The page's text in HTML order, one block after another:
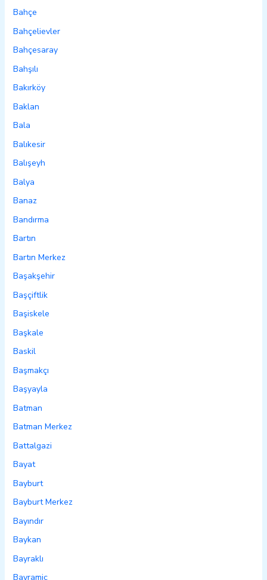
Bahçe
Bahçelievler
Bahçesaray
Bahşılı
Bakırköy
Baklan
Bala
Balıkesir
Balışeyh
Balya
Banaz
Bandırma
Bartın
Bartın Merkez
Başakşehir
Başçiftlik
Başiskele
Başkale
Baskil
Başmakçı
Başyayla
Batman
Batman Merkez
Battalgazi
Bayat
Bayburt
Bayburt Merkez
Bayındır
Baykan
Bayraklı
Bayramiç